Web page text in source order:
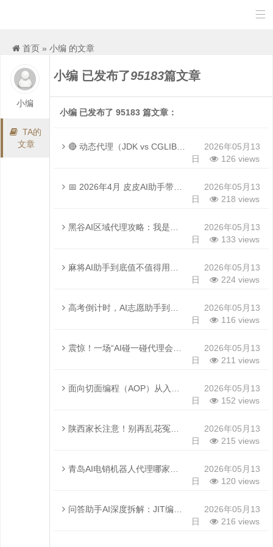

首页 » 小编 的文章
小编
TA的
文章
小编 已发布了95183篇文章
小编 已发布了 95183 篇文章：
🔴 动态代理（JDK vs CGLIB）核心原理与面试考点精讲【AI助手She深度整理】
2026年05月13
日
126 views
📅 2026年4月 皮皮AI助手带你深度拆解Spring最核心的两大概念
2026年05月13
日
218 views
黑谷AI区域代理攻略：我是怎么从月薪三千到月入六位数的？
2026年05月13
日
133 views
麻将AI助手到底值不值得用？老麻友亲测，看完这篇你就全懂了
2026年05月13
日
224 views
高考倒计时，AI志愿助手到底靠不靠谱？过来人讲点掏心窝子的大实话
2026年05月13
日
116 views
震惊！一场“AI碰一碰代理会议”让我彻底看懂了2026年的赚钱风口，实体店老板都坐不住了
2026年05月13
日
211 views
面向切面编程（AOP）从入门到原理剖析：告别重复代码与耦合噩梦
2026年05月13
日
152 views
陕西家长注意！别再乱花冤枉钱，找对陕西AI作业机代理商才是真省心
2026年05月13
日
215 views
青岛AI电销机器人代理哪家好？别再瞎找了，听我这个跑过上百家厂子的过来人唠唠
2026年05月13
日
120 views
问答助手AI深度拆解：JIT编译、AOT编译与Java预热，2026年你该掌握哪些核心要点？
2026年05月13
日
216 views